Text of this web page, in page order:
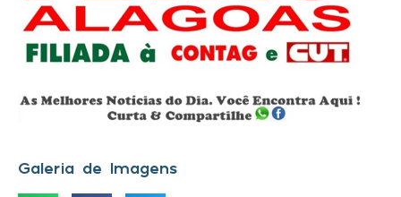
Galeria de Imagens